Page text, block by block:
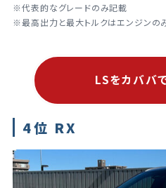
※代表的なグレードのみ記載
※最高出力と最大トルクはエンジンの
LSをカババ
4位 RX